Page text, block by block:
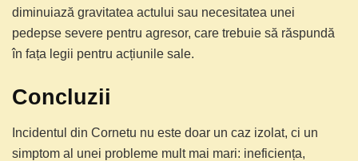
diminuiază gravitatea actului sau necesitatea unei
pedepse severe pentru agresor, care trebuie să răspundă
în fața legii pentru acțiunile sale.
Concluzii
Incidentul din Cornetu nu este doar un caz izolat, ci un
simptom al unei probleme mult mai mari: ineficiența,